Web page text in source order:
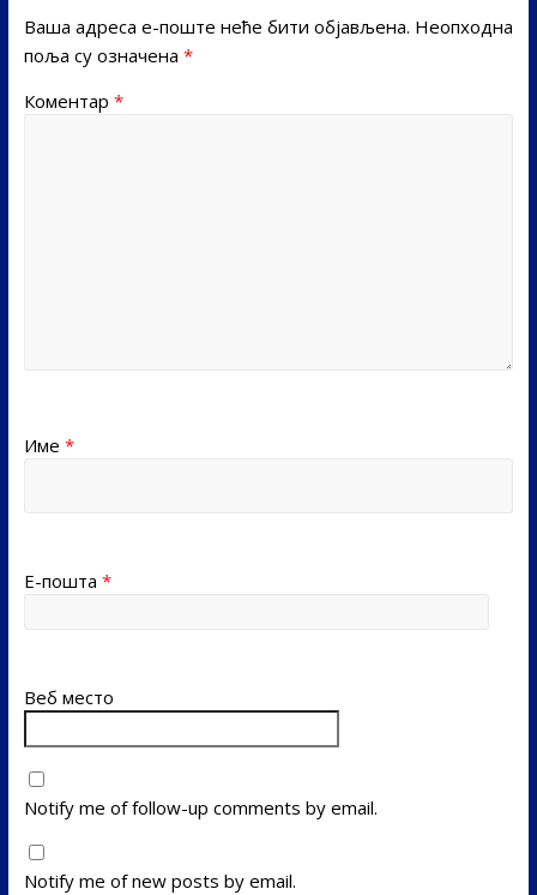
Ваша адреса е-поште неће бити објављена. Неопходна
поља су означена *
Коментар *
Име *
Е-пошта *
Веб место
Notify me of follow-up comments by email.
Notify me of new posts by email.